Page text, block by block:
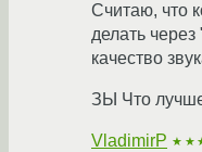
Считаю, что
делать
качество
ЗЫ Что
VladimirP